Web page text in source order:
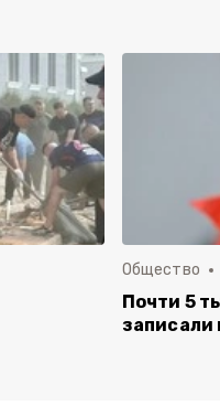
Общество
Почти 5
записали